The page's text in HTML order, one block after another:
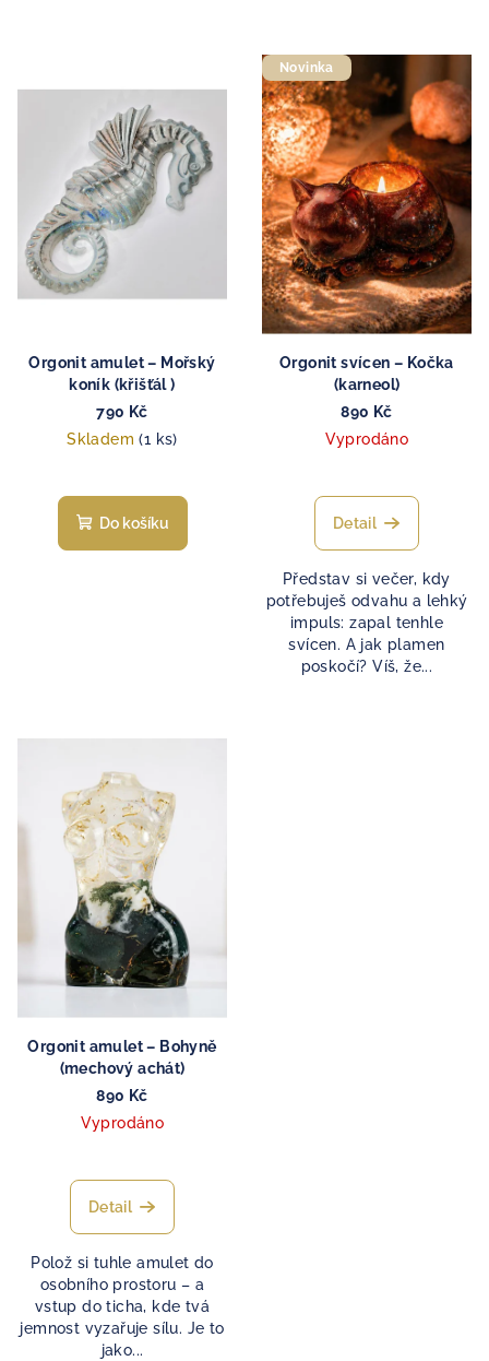
Orgonit amulet – Mořský
koník (křišťál )
790 Kč
Skladem(1 ks)
Do košíku
Novinka
Orgonit svícen – Kočka
(karneol)
890 Kč
Vyprodáno
Detail
Představ si večer, kdy
potřebuješ odvahu a lehký
impuls: zapal tenhle
svícen. A jak plamen
poskočí? Víš, že...
Orgonit amulet – Bohyně
(mechový achát)
890 Kč
Vyprodáno
Detail
Polož si tuhle amulet do
osobního prostoru – a
vstup do ticha, kde tvá
jemnost vyzařuje sílu. Je to
jako...